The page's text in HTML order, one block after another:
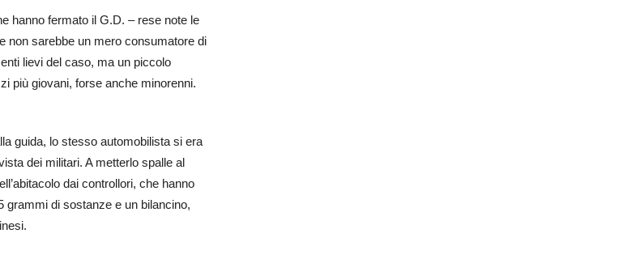
hanno fermato il G.D. – rese note le
non sarebbe un mero consumatore di
lievi del caso, ma un piccolo
più giovani, forse anche minorenni.
guida, lo stesso automobilista si era
dei militari. A metterlo spalle al
dai controllori, che hanno
grammi di sostanze e un bilancino,